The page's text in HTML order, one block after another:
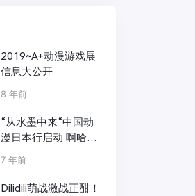
2019~A+动漫游戏展
信息大公开
8 年前
“从水墨中来“中国动
漫日本行启动 啊哈娱
乐创始人邹沙沙受邀
出席
7 年前
Dilidili萌战激战正酣！